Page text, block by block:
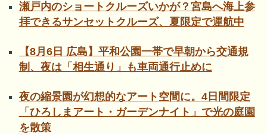
瀬戸内のショートクルーズいかが？宮島へ海上参
拝できるサンセットクルーズ、夏限定で運航中
【8月6日 広島】平和公園一帯で早朝から交通規
制、夜は「相生通り」も車両通行止めに
夜の縮景園が幻想的なアート空間に。4日間限定
「ひろしまアート・ガーデンナイト」で光の庭園
を散策